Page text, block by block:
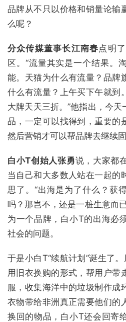
品牌从不只以价格和销量论输
么呢？
分众传媒董事长江南春点明
区。“流量其实是一个结果。
能。天猫为什么有流量？品牌
什么有流量？上午买下午就到
大牌天天三折。”他指出，今
品，一定可以找得到，重要的
然后营销才可以帮品牌去继续固
白小T创始人张勇说，大家都
当自己和大多数人站在一起的
思了。“出海是为了什么？获
吗？那岂不，还是一桩生意而
为一个品牌，白小T的出海必
社会的问题。
于是小白T“续航计划”诞生了
用旧衣换购的形式，帮用户带
服，收集海洋中的垃圾制作成
衣物带给非洲真正需要他们的
换回的物品，白小T还会回寄